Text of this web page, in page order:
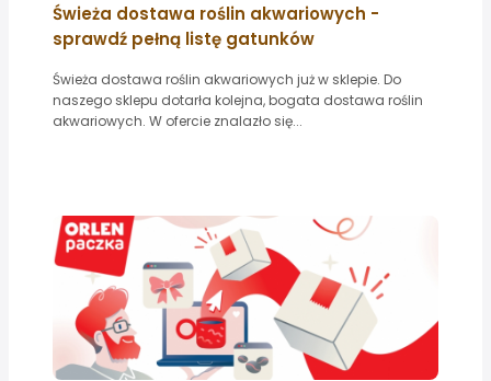
Świeża dostawa roślin akwariowych -
sprawdź pełną listę gatunków
Świeża dostawa roślin akwariowych już w sklepie. Do
naszego sklepu dotarła kolejna, bogata dostawa roślin
akwariowych. W ofercie znalazło się...